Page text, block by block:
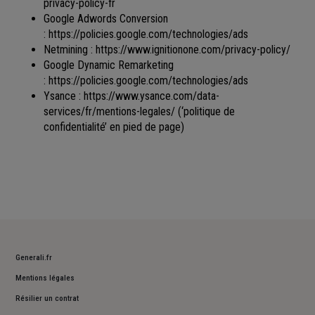
privacy-policy-fr
Google Adwords Conversion
: https://policies.google.com/technologies/ads
Netmining : https://www.ignitionone.com/privacy-policy/
Google Dynamic Remarketing
: https://policies.google.com/technologies/ads
Ysance : https://www.ysance.com/data-
services/fr/mentions-legales/ (‘politique de
confidentialité’ en pied de page)
Generali.fr
Mentions légales
Résilier un contrat